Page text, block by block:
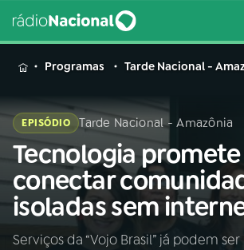
MENU
Buscar
na
Rádio
Nacional
Buscar
AO VIVO
Programas Tarde Nacional -
EPISÓDIO Tarde Nacional - Amazônia
Tecnologia promete
conectar
isoladas sem
Serviços da “Vojo Brasil” já podem